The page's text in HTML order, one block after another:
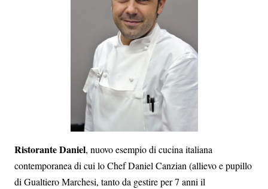
Ristorante Daniel, nuovo esempio di cucina italiana
contemporanea di cui lo Chef Daniel Canzian (allievo e pupillo
di Gualtiero Marchesi, tanto da gestire per 7 anni il